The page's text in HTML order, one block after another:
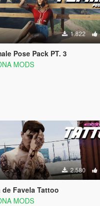
1.822
Pose Pack PT. 3
MODS
2.580
de Favela Tattoo
MODS